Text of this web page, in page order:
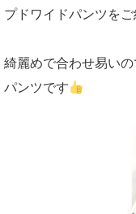
プドワイドパンツをご
綺麗めで合わせ易い
パンツです